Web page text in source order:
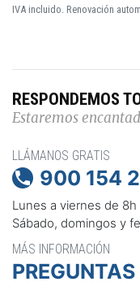
IVA incluido. Renovación
RESPONDEMOS
Estaremos
LLÁMANOS GRATIS
 900 154
Lunes a viernes de 8h
Sábado, domingos y
MÁS INFORMACIÓN